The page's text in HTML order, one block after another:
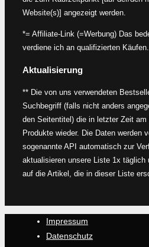
Website(s)] angezeigt werden.
*= Affiliate-Link (=Werbung) Das
verdiene ich an qualifizierten Käufen.
Aktualisierung
** Die von uns verwendeten
Suchbegriff (falls nicht anders
den Seitentitel) die in letzter Zeit
Produkte wieder. Die Daten werden
sogenannte API automatisch zur
aktualisieren unsere Liste 1x täglich
auf die Artikel, die in dieser Liste
Impressum
Datenschutz